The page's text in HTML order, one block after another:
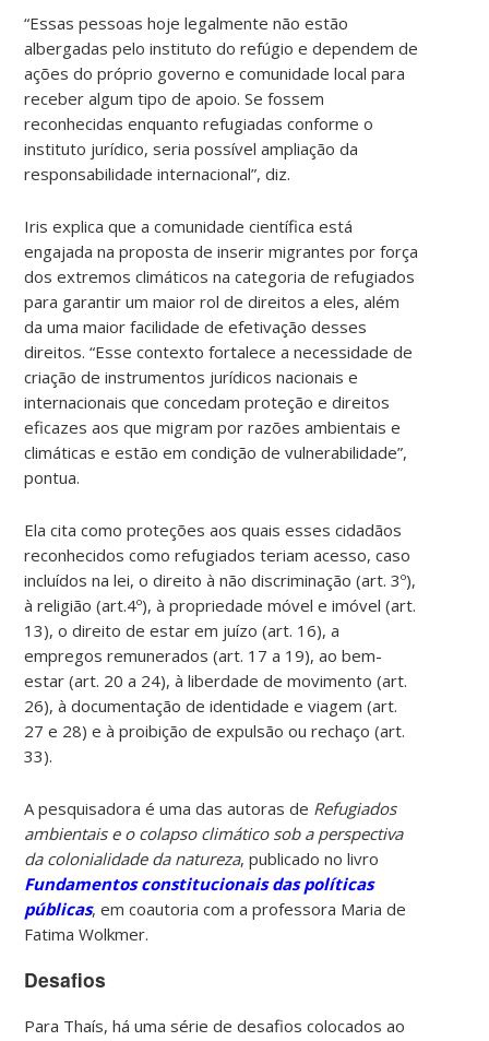
“Essas pessoas hoje legalmente não estão
albergadas pelo instituto do refúgio e dependem de
ações do próprio governo e comunidade local para
receber algum tipo de apoio. Se fossem
reconhecidas enquanto refugiadas conforme o
instituto jurídico, seria possível ampliação da
responsabilidade internacional”, diz.
Iris explica que a comunidade científica está
engajada na proposta de inserir migrantes por força
dos extremos climáticos na categoria de refugiados
para garantir um maior rol de direitos a eles, além
da uma maior facilidade de efetivação desses
direitos. “Esse contexto fortalece a necessidade de
criação de instrumentos jurídicos nacionais e
internacionais que concedam proteção e direitos
eficazes aos que migram por razões ambientais e
climáticas e estão em condição de vulnerabilidade”,
pontua.
Ela cita como proteções aos quais esses cidadãos
reconhecidos como refugiados teriam acesso, caso
incluídos na lei, o direito à não discriminação (art. 3º),
à religião (art.4º), à propriedade móvel e imóvel (art.
13), o direito de estar em juízo (art. 16), a
empregos remunerados (art. 17 a 19), ao bem-
estar (art. 20 a 24), à liberdade de movimento (art.
26), à documentação de identidade e viagem (art.
27 e 28) e à proibição de expulsão ou rechaço (art.
33).
A pesquisadora é uma das autoras de Refugiados
ambientais e o colapso climático sob a perspectiva
da colonialidade da natureza, publicado no livro
Fundamentos constitucionais das políticas
públicas, em coautoria com a professora Maria de
Fatima Wolkmer.
Desafios
Para Thaís, há uma série de desafios colocados ao